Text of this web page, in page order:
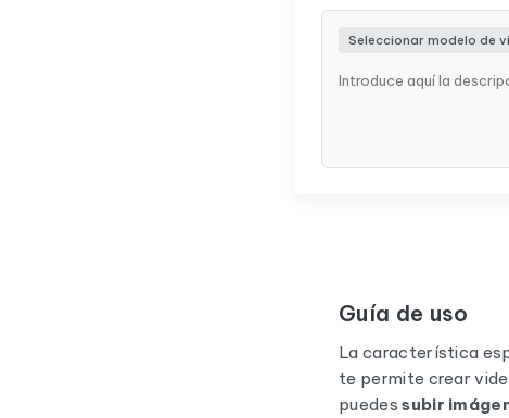
Seleccionar modelo de
Guía de uso
La característica
te permite crear
puedessubir